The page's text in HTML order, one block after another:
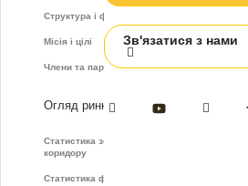
Структура і функції
Місія і цілі
Члени та партнери
Огляд ринку
Статистика зернового
коридору
Статистика фрахту
Зв'язатися з нами